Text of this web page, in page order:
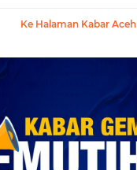
Ke Halaman Kabar Aceh